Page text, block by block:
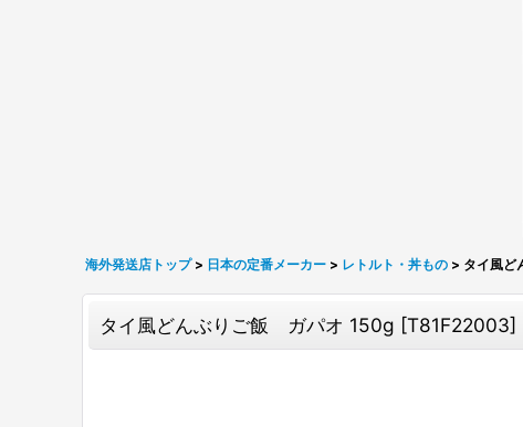
海外発送店トップ > 日本の定番メーカー > レトルト・丼もの > タイ風
タイ風どんぶりご飯 ガパオ 150g [T81F22003]